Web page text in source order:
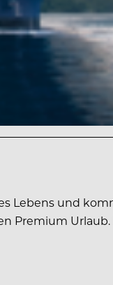
Lebens und
Urlaub.